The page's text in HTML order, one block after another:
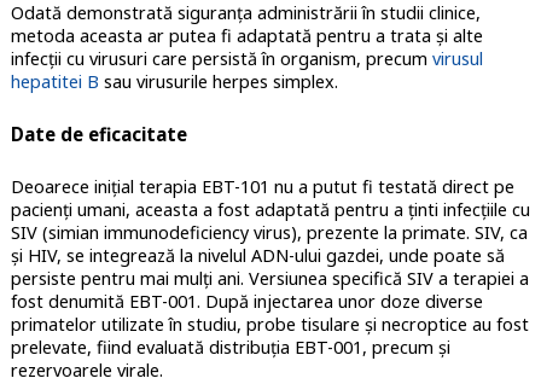
Odată demonstrată siguranța administrării în studii clinice,
metoda aceasta ar putea fi adaptată pentru a trata şi alte
infecţii cu virusuri care persistă în organism, precum virusul
hepatitei B sau virusurile herpes simplex.
Date de eficacitate
Deoarece inițial terapia EBT-101 nu a putut fi testată direct pe
pacienţi umani, aceasta a fost adaptată pentru a ţinti infecţiile cu
SIV (simian immunodeficiency virus), prezente la primate. SIV, ca
și HIV, se integrează la nivelul ADN-ului gazdei, unde poate să
persiste pentru mai mulţi ani. Versiunea specifică SIV a terapiei a
fost denumită EBT-001. După injectarea unor doze diverse
primatelor utilizate în studiu, probe tisulare şi necroptice au fost
prelevate, fiind evaluată distribuţia EBT-001, precum şi
rezervoarele virale.